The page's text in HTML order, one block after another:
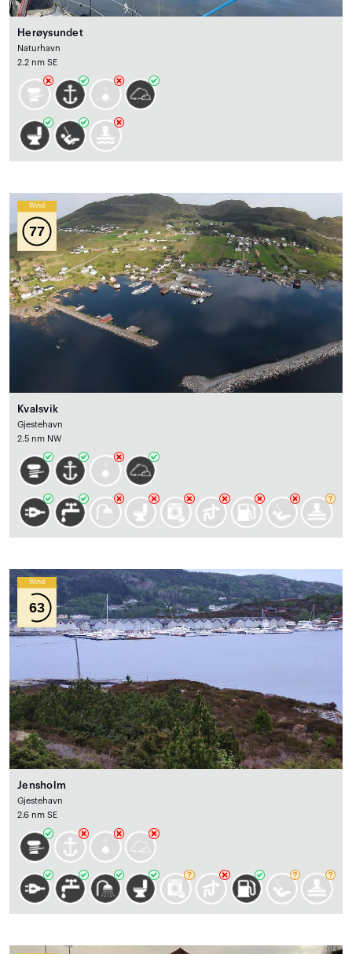
Herøysundet
Naturhavn
2.2 nm SE
Wind
77
Kvalsvik
Gjestehavn
2.5 nm NW
Wind
63
Jensholm
Gjestehavn
2.6 nm SE